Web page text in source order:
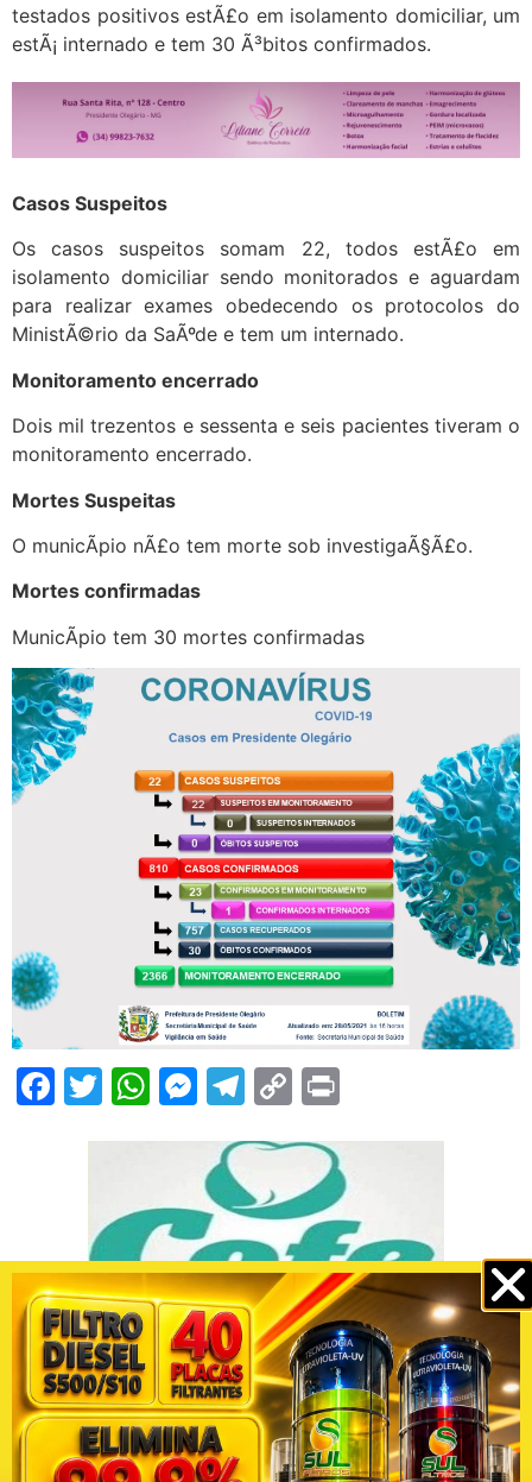
testados positivos estÃ£o em isolamento domiciliar, um
estÃ¡ internado e tem 30 Ã³bitos confirmados.
Casos Suspeitos
Os casos suspeitos somam 22, todos estÃ£o em
isolamento domiciliar sendo monitorados e aguardam
para realizar exames obedecendo os protocolos do
MinistÃ©rio da SaÃºde e tem um internado.
Monitoramento encerrado
Dois mil trezentos e sessenta e seis pacientes tiveram o
monitoramento encerrado.
Mortes Suspeitas
O municÃ­pio nÃ£o tem morte sob investigaÃ§Ã£o.
Mortes confirmadas
MunicÃ­pio tem 30 mortes confirmadas
Facebook
Twitter
WhatsApp
Messenger
Telegram
Copy